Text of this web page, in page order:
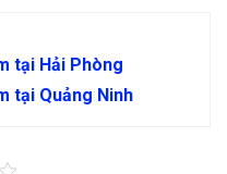
tại Hải Phòng
tại Quảng Ninh